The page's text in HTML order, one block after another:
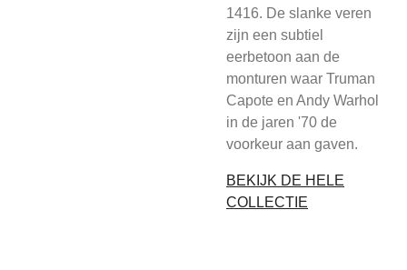
1416. De slanke veren
zijn een subtiel
eerbetoon aan de
monturen waar Truman
Capote en Andy Warhol
in de jaren '70 de
voorkeur aan gaven.
BEKIJK DE HELE
COLLECTIE